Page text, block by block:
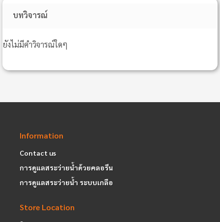
บทวิจารณ์
ยังไม่มีคำวิจารณ์ใดๆ
Information
Contact us
การดูแลสระว่ายน้ำด้วยคลอรีน
การดูแลสระว่ายน้ำ ระบบเกลือ
Store Location